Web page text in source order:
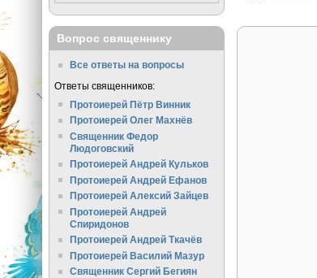
Вопрос священнику
Все ответы на вопросы
Ответы священников:
Протоиерей Пётр Винник
Протоиерей Олег Махнёв
Священник Федор
Людоговский
Протоиерей Андрей Кульков
Протоиерей Андрей Ефанов
Протоиерей Алексий Зайцев
Протоиерей Андрей
Спиридонов
Протоиерей Андрей Ткачёв
Протоиерей Василий Мазур
Священник Сергий Бегиян